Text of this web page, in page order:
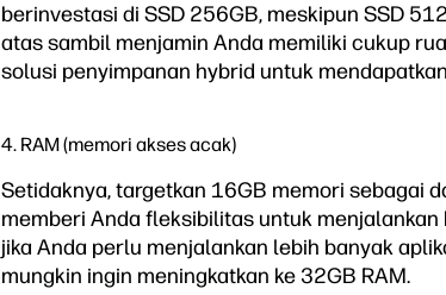
berinvestasi di SSD 256GB, meskipun SSD
atas sambil menjamin Anda memiliki cukup
solusi penyimpanan hybrid untuk
4. RAM (memori akses acak)
Setidaknya, targetkan 16GB memori sebagai
memberi Anda fleksibilitas untuk
jika Anda perlu menjalankan lebih banyak
mungkin ingin meningkatkan ke 32GB RAM.